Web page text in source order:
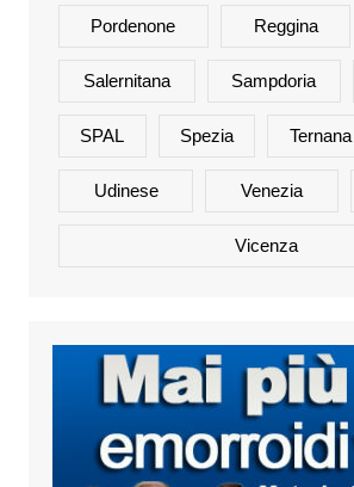
Pordenone Reggina
Salernitana Sampdoria
SPAL Spezia Ternana
Udinese Venezia
Vicenza